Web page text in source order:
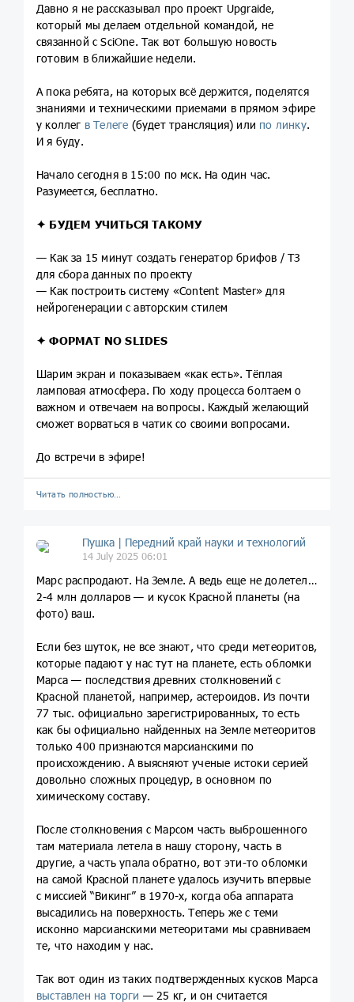
Давно я не рассказывал про проект Upgraide,
который мы делаем отдельной командой, не
связанной с SciOne. Так вот большую новость
готовим в ближайшие недели.
А пока ребята, на которых всё держится, поделятся
знаниями и техническими приемами в прямом эфире
у коллег в Телеге (будет трансляция) или по линку.
И я буду.
Начало сегодня в 15:00 по мск. На один час.
Разумеется, бесплатно.
✦ БУДЕМ УЧИТЬСЯ ТАКОМУ
— Как за 15 минут создать генератор брифов / ТЗ
для сбора данных по проекту
— Как построить систему «Content Master» для
нейрогенерации с авторским стилем
✦ ФОРМАТ NO SLIDES
Шарим экран и показываем «как есть». Тёплая
ламповая атмосфера. По ходу процесса болтаем о
важном и отвечаем на вопросы. Каждый желающий
сможет ворваться в чатик со своими вопросами.
До встречи в эфире!
Читать полностью…
Пушка | Передний край науки и технологий
14 July 2025 06:01
Марс распродают. На Земле. А ведь еще не долетели.
2-4 млн долларов — и кусок Красной планеты (на
фото) ваш.
Если без шуток, не все знают, что среди метеоритов,
которые падают у нас тут на планете, есть обломки
Марса — последствия древних столкновений с
Красной планетой, например, астероидов. Из почти
77 тыс. официально зарегистрированных, то есть
как бы официально найденных на Земле метеоритов
только 400 признаются марсианскими по
происхождению. А выясняют ученые истоки серией
довольно сложных процедур, в основном по
химическому составу.
После столкновения с Марсом часть выброшенного
там материала летела в нашу сторону, часть в
другие, а часть упала обратно, вот эти-то обломки
на самой Красной планете удалось изучить впервые
с миссией “Викинг” в 1970-х, когда оба аппарата
высадились на поверхность. Теперь же с теми
исконно марсианскими метеоритами мы сравниваем
те, что находим у нас.
Так вот один из таких подтвержденных кусков Марса
выставлен на торги — 25 кг, и он считается